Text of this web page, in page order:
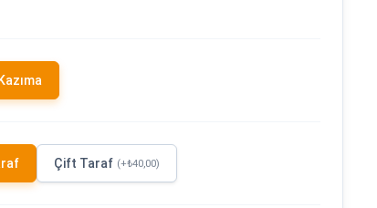
Çift Taraf (+₺40,00)